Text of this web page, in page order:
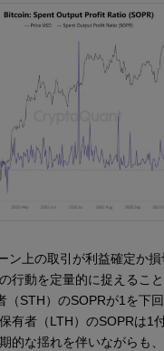
ン上の取引が利益確定か
行動を定量的に捉えるこ
（STH）のSOPRが1を下
有者（LTH）のSOPRは1
的な揺れを伴いながらも